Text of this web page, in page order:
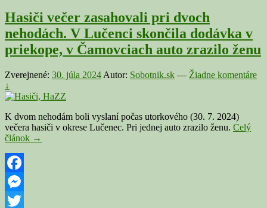
Hasiči večer zasahovali pri dvoch
nehodách. V Lučenci skončila dodávka v
priekope, v Čamovciach auto zrazilo ženu
Zverejnené: 30. júla 2024 Autor: Sobotnik.sk — Žiadne komentáre
↓
K dvom nehodám boli vyslaní počas utorkového (30. 7. 2024)
večera hasiči v okrese Lučenec. Pri jednej auto zrazilo ženu. Celý
článok Hasiči
→
Facebook
Messenger